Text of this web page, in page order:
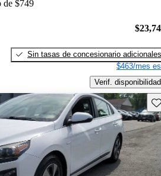
de $749
Sin tasas de concesionario adicionales
$463/mes
Verif. disponibilidad